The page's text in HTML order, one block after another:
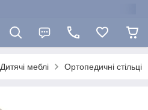
Дитячі меблі Ортопедичні стільці